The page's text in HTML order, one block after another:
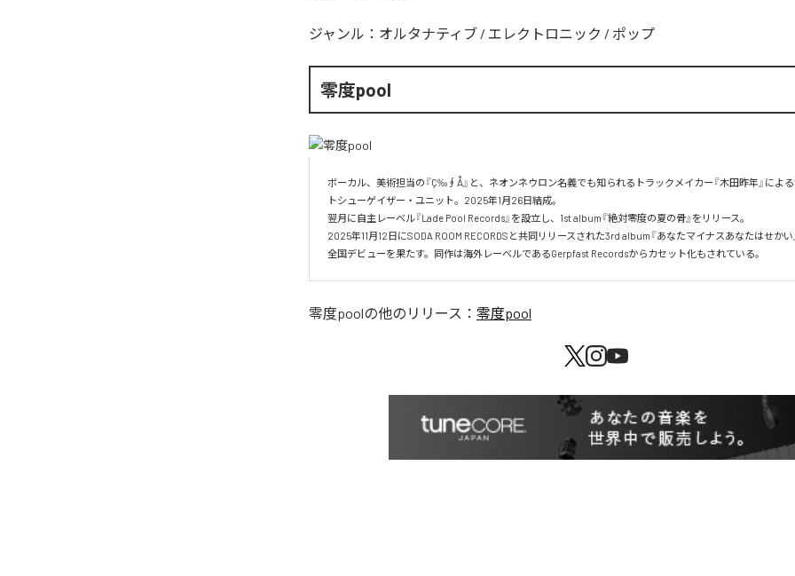
ジャンル： オルタナティブ / エレクトロニック / ポップ
零度pool
ボーカル、美術担当の『Ç‰∮Å』と、ネオンネウロン名義でも知られるトラックメイカー『木田昨年』によ
トシューゲイザー・ユニット。2025年1月26日結成。
翌月に自主レーベル『Lade Pool Records』を設立し、1st album『絶対零度の夏の骨』をリリース。
2025年11月12日にSODA ROOM RECORDSと共同リリースされた3rd album『あなたマイナスあなたはせかい
全国デビューを果たす。同作は海外レーベルであるGerpfast Recordsからカセット化もされている。
零度poolの他のリリース： 零度pool